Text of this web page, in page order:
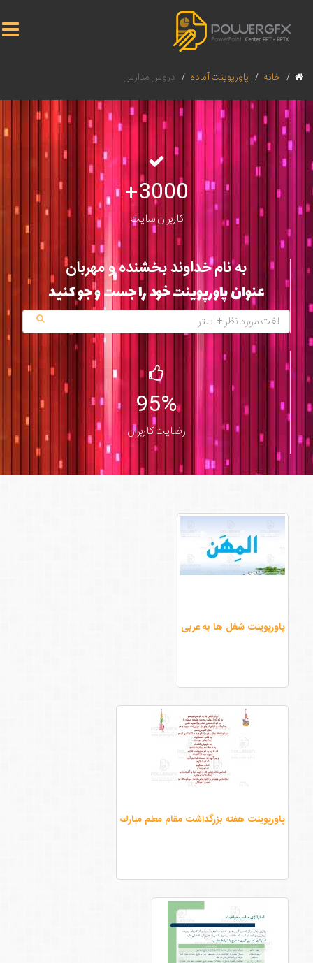
خانه پاورپوینت آماده دروس مدارس
3000+
کاربران سایت
به نام خداوند بخشنده و مهربان
عنوان پاورپوینت خود را جست و جو کنید
95%
رضایت کاربران
پاورپوینت شغل ها به عربی
پاورپوینت هفته بزرگداشت مقام معلم مبارك